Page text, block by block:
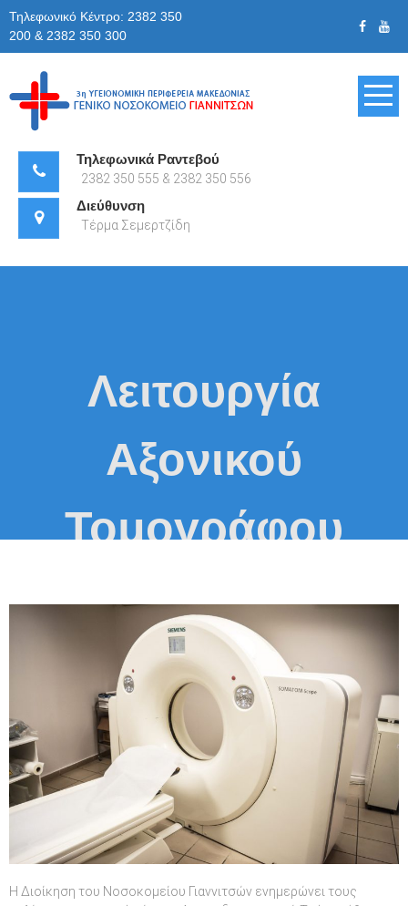
Τηλεφωνικό Κέντρο: 2382 350
200 & 2382 350 300
Τηλεφωνικά Ραντεβού
2382 350 555 & 2382 350 556
Διεύθυνση
Τέρμα Σεμερτζίδη
Λειτουργία
Αξονικού
Τομογράφου
Η Διοίκηση του Νοσοκομείου Γιαννιτσών ενημερώνει τους